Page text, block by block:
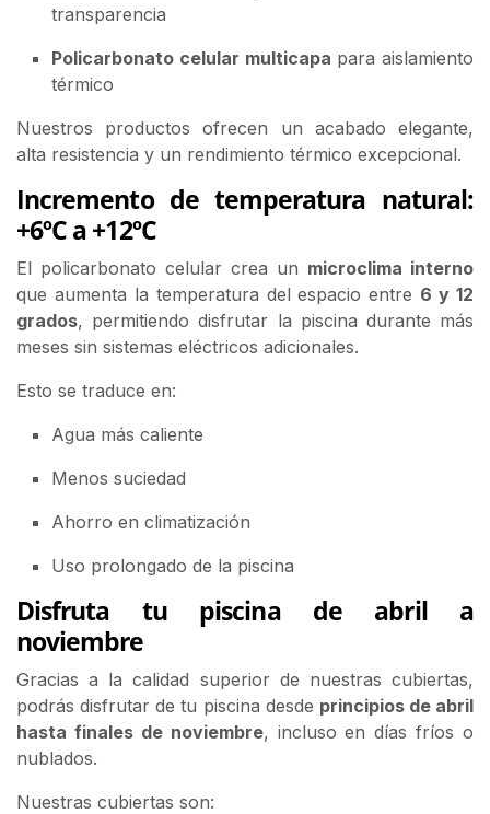
transparencia
Policarbonato celular multicapa para aislamiento
térmico
Nuestros productos ofrecen un acabado elegante,
alta resistencia y un rendimiento térmico excepcional.
Incremento de temperatura natural:
+6ºC a +12ºC
El policarbonato celular crea un microclima interno
que aumenta la temperatura del espacio entre 6 y 12
grados, permitiendo disfrutar la piscina durante más
meses sin sistemas eléctricos adicionales.
Esto se traduce en:
Agua más caliente
Menos suciedad
Ahorro en climatización
Uso prolongado de la piscina
Disfruta tu piscina de abril a
noviembre
Gracias a la calidad superior de nuestras cubiertas,
podrás disfrutar de tu piscina desde principios de abril
hasta finales de noviembre, incluso en días fríos o
nublados.
Nuestras cubiertas son: